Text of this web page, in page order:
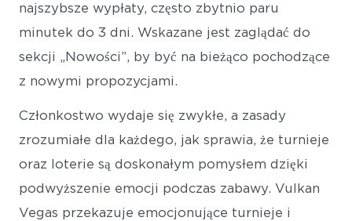
najszybsze wypłaty, często zbytnio paru
minutek do 3 dni. Wskazane jest zaglądać do
sekcji „Nowości”, by być na bieżąco pochodzące
z nowymi propozycjami.
Członkostwo wydaje się zwykłe, a zasady
zrozumiałe dla każdego, jak sprawia, że turnieje
oraz loterie są doskonałym pomysłem dzięki
podwyższenie emocji podczas zabawy. Vulkan
Vegas przekazuje emocjonujące turnieje i